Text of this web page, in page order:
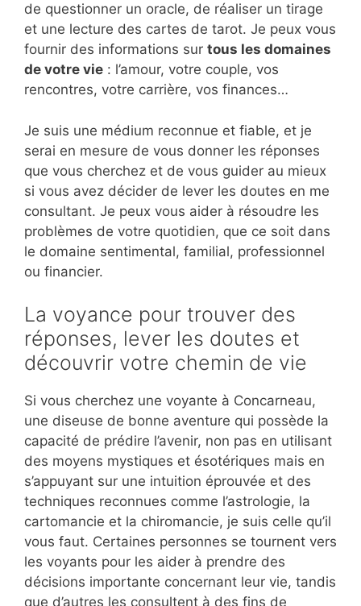
de questionner un oracle, de réaliser un tirage
et une lecture des cartes de tarot. Je peux vous
fournir des informations sur tous les domaines
de votre vie : l’amour, votre couple, vos
rencontres, votre carrière, vos finances…
Je suis une médium reconnue et fiable, et je
serai en mesure de vous donner les réponses
que vous cherchez et de vous guider au mieux
si vous avez décider de lever les doutes en me
consultant. Je peux vous aider à résoudre les
problèmes de votre quotidien, que ce soit dans
le domaine sentimental, familial, professionnel
ou financier.
La voyance pour trouver des
réponses, lever les doutes et
découvrir votre chemin de vie
Si vous cherchez une voyante à Concarneau,
une diseuse de bonne aventure qui possède la
capacité de prédire l’avenir, non pas en utilisant
des moyens mystiques et ésotériques mais en
s’appuyant sur une intuition éprouvée et des
techniques reconnues comme l’astrologie, la
cartomancie et la chiromancie, je suis celle qu’il
vous faut. Certaines personnes se tournent vers
les voyants pour les aider à prendre des
décisions importante concernant leur vie, tandis
que d’autres les consultent à des fins de